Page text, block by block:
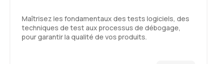
Maîtrisez les fondamentaux des tests logiciels, des
techniques de test aux processus de débogage,
pour garantir la qualité de vos produits.